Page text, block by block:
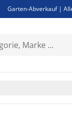
Garten-Abverkauf |
Bist du Unternehmer?